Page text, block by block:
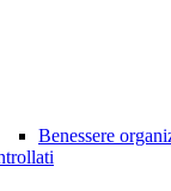
Benessere